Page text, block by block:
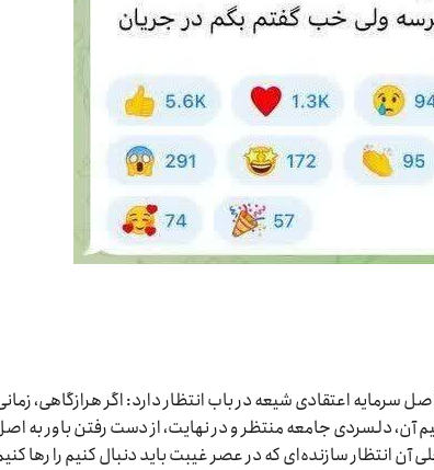
اعتقادی شیعه در باب انتظار دارد: اگر هرازگاهی،
دلسردی جامعه منتظر و در نهایت، از دست رفتن باور به
آن انتظار سازنده‌ای که در عصر غیبت باید دنبال کنیم را رها